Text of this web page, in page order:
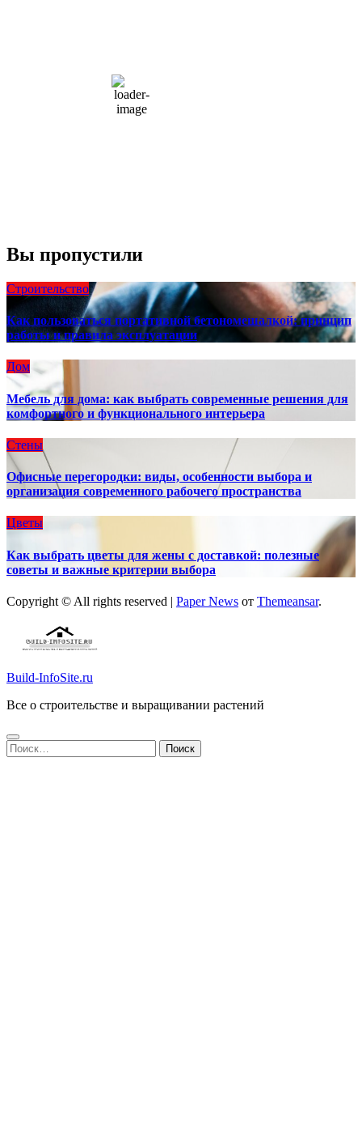
66 %
1004 мб
10 mph
Вы пропустили
Строительство
Как пользоваться портативной бетономешалкой: принцип
работы и правила эксплуатации
Дом
Мебель для дома: как выбрать современные решения для
комфортного и функционального интерьера
Стены
Офисные перегородки: виды, особенности выбора и
организация современного рабочего пространства
Цветы
Как выбрать цветы для жены с доставкой: полезные
советы и важные критерии выбора
Copyright © All rights reserved | Paper News от Themeansar.
Build-InfoSite.ru
Все о строительстве и выращивании растений
Найти: